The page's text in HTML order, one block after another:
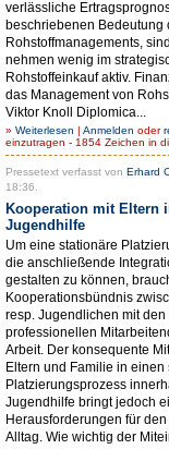
verlässliche
beschriebenen Bedeutung
Rohstoffmanagements,
nehmen wenig im
Rohstoffeinkauf aktiv.
das Management von
Viktor Knoll Diplomica...
» Weiterlesen | Anmelden oder
einzutragen - 1854 Zeichen in
Pressetext verfasst von Erhard
18:36.
Kooperation mit Eltern
Jugendhilfe
Um eine stationäre
die anschließende
gestalten zu können,
Kooperationsbündnis
resp. Jugendlichen mit den
professionellen
Arbeit. Der konsequente
Eltern und Familie in einen
Platzierungsprozess
Jugendhilfe bringt jedoch
Herausforderungen für
Alltag. Wie wichtig der